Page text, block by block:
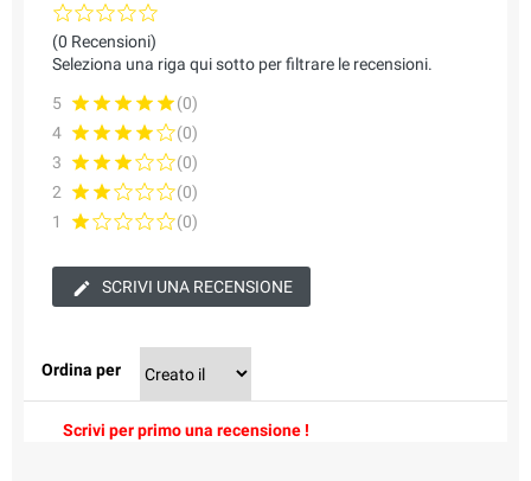
(0 Recensioni)
Seleziona una riga qui sotto per filtrare le recensioni.
5
(0)
4
(0)
3
(0)
2
(0)
1
(0)
SCRIVI UNA RECENSIONE
Ordina per
Scrivi per primo una recensione !